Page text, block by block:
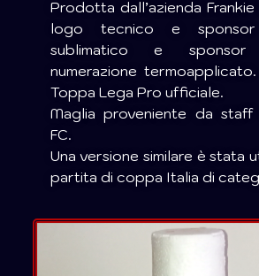
Prodotta dall’azienda
logo tecnico e
sublimatico e
numerazione termoapplicato.
Toppa Lega Pro ufficiale.
Maglia proveniente da
FC.
Una versione similare è stata
partita di coppa Italia di